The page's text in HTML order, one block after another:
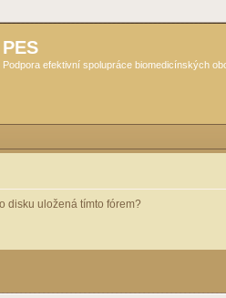
PES
Podpora efektivní spolupráce biomedicínských
disku uložená tímto fórem?